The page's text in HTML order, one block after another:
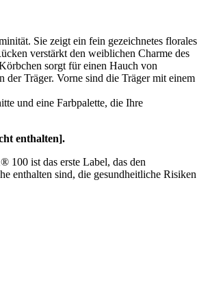
Sie zeigt ein fein gezeichnetes florales
verstärkt den weiblichen Charme des
sorgt für einen Hauch von
Träger. Vorne sind die Träger mit einem
und eine Farbpalette, die Ihre
enthalten].
ist das erste Label, das den
enthalten sind, die gesundheitliche Risiken